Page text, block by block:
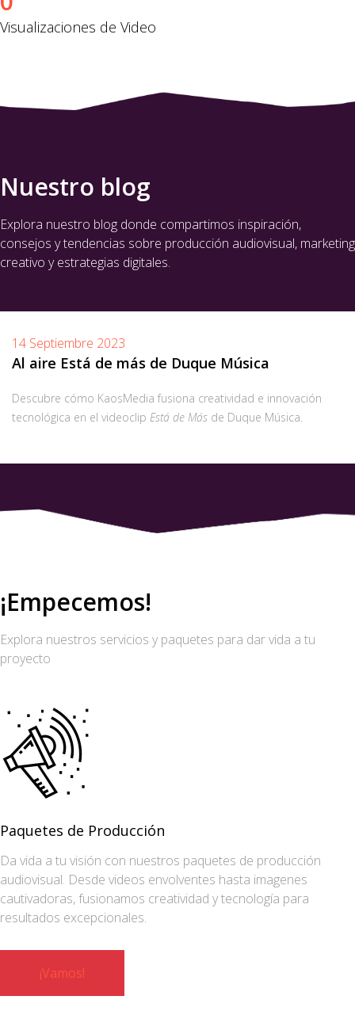
Visualizaciones de Video
Nuestro blog
Explora nuestro blog donde compartimos inspiración,
consejos y tendencias sobre producción audiovisual, marketing
creativo y estrategias digitales.
14 Septiembre 2023
Al aire Está de más de Duque Música
Descubre cómo KaosMedia fusiona creatividad e innovación
tecnológica en el videoclip Está de Más de Duque Música.
¡Empecemos!
Explora nuestros servicios y paquetes para dar vida a tu
proyecto
Paquetes de Producción
Da vida a tu visión con nuestros paquetes de producción
audiovisual. Desde videos envolventes hasta imagenes
cautivadoras, fusionamos creatividad y tecnología para
resultados excepcionales.
¡Vamos!